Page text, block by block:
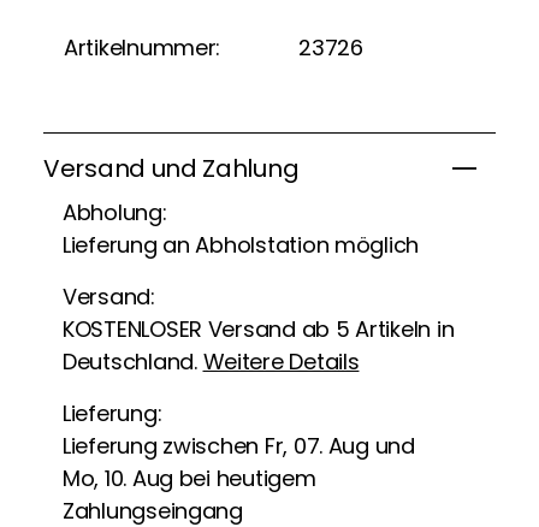
Artikelnummer: 23726
Versand und Zahlung
Abholung:
Lieferung an Abholstation möglich
Versand:
KOSTENLOSER Versand ab 5 Artikeln in
Deutschland. Weitere Details
Lieferung:
Lieferung zwischen Fr, 07. Aug und
Mo, 10. Aug bei heutigem
Zahlungseingang